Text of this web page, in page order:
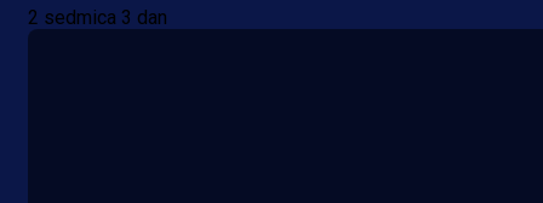
2 sedmica 3 dan